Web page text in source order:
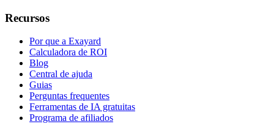
Recursos
Por que a Exayard
Calculadora de ROI
Blog
Central de ajuda
Guias
Perguntas frequentes
Ferramentas de IA gratuitas
Programa de afiliados